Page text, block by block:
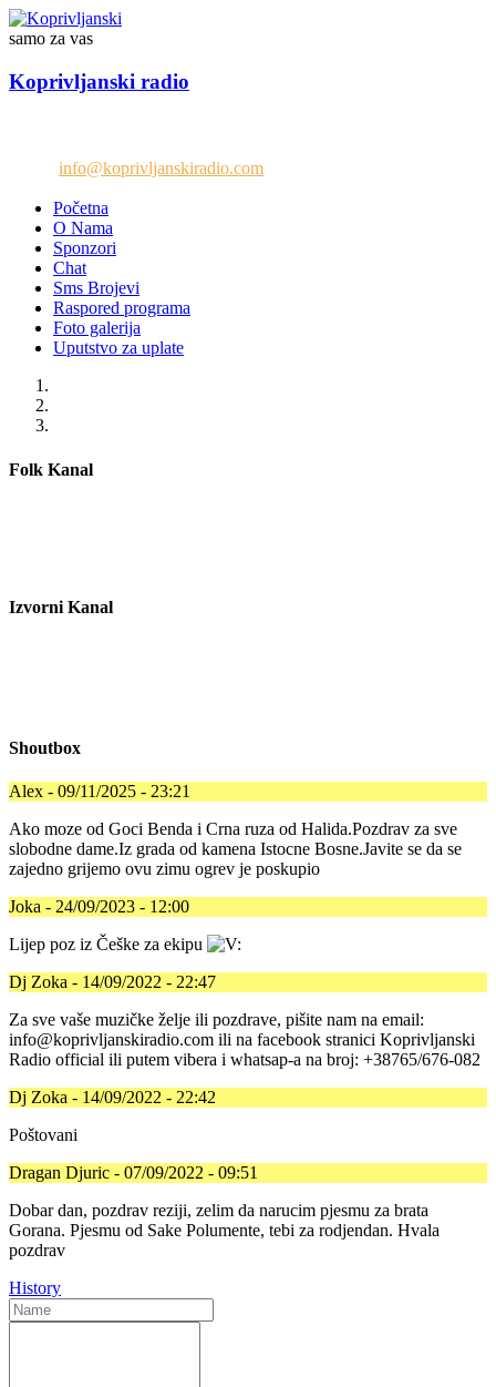
samo za vas
Koprivljanski radio
info@koprivljanskiradio.com
Početna
O Nama
Sponzori
Chat
Sms Brojevi
Raspored programa
Foto galerija
Uputstvo za uplate
Folk Kanal
Izvorni Kanal
Shoutbox
Alex - 09/11/2025 - 23:21
Ako moze od Goci Benda i Crna ruza od Halida.Pozdrav za sve
slobodne dame.Iz grada od kamena Istocne Bosne.Javite se da se
zajedno grijemo ovu zimu ogrev je poskupio
Joka - 24/09/2023 - 12:00
Lijep poz iz Češke za ekipu
Dj Zoka - 14/09/2022 - 22:47
Za sve vaše muzičke želje ili pozdrave, pišite nam na email:
info@koprivljanskiradio.com ili na facebook stranici Koprivljanski
Radio official ili putem vibera i whatsap-a na broj: +38765/676-082
Dj Zoka - 14/09/2022 - 22:42
Poštovani
Dragan Djuric - 07/09/2022 - 09:51
Dobar dan, pozdrav reziji, zelim da narucim pjesmu za brata
Gorana. Pjesmu od Sake Polumente, tebi za rodjendan. Hvala
pozdrav
History